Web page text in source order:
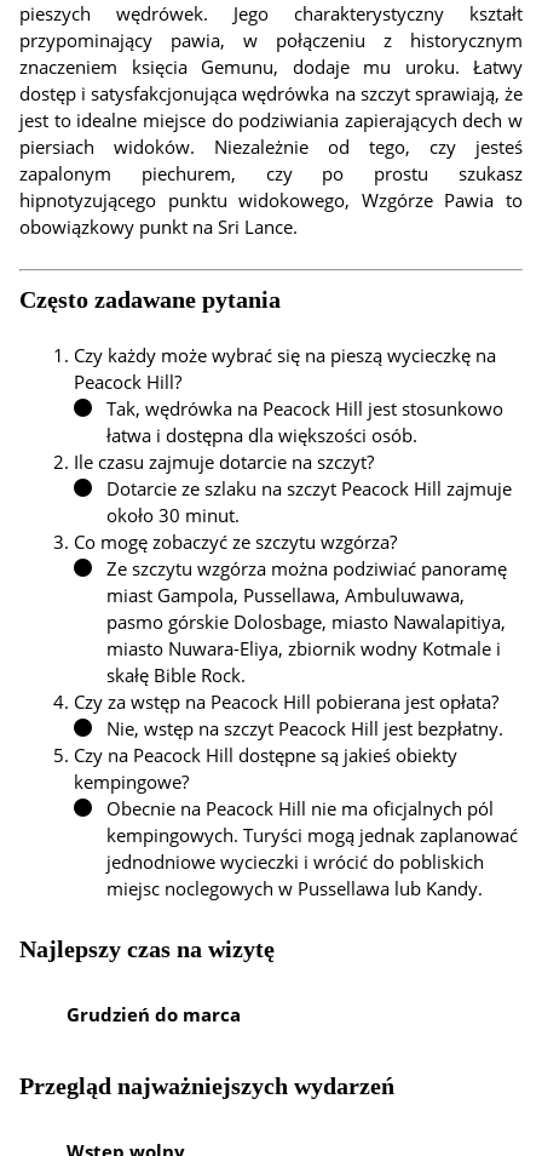
pieszych wędrówek. Jego charakterystyczny kształt
przypominający pawia, w połączeniu z historycznym
znaczeniem księcia Gemunu, dodaje mu uroku. Łatwy
dostęp i satysfakcjonująca wędrówka na szczyt sprawiają, że
jest to idealne miejsce do podziwiania zapierających dech w
piersiach widoków. Niezależnie od tego, czy jesteś
zapalonym piechurem, czy po prostu szukasz
hipnotyzującego punktu widokowego, Wzgórze Pawia to
obowiązkowy punkt na Sri Lance.
Często zadawane pytania
Czy każdy może wybrać się na pieszą wycieczkę na
Peacock Hill?
Tak, wędrówka na Peacock Hill jest stosunkowo
łatwa i dostępna dla większości osób.
Ile czasu zajmuje dotarcie na szczyt?
Dotarcie ze szlaku na szczyt Peacock Hill zajmuje
około 30 minut.
Co mogę zobaczyć ze szczytu wzgórza?
Ze szczytu wzgórza można podziwiać panoramę
miast Gampola, Pussellawa, Ambuluwawa,
pasmo górskie Dolosbage, miasto Nawalapitiya,
miasto Nuwara-Eliya, zbiornik wodny Kotmale i
skałę Bible Rock.
Czy za wstęp na Peacock Hill pobierana jest opłata?
Nie, wstęp na szczyt Peacock Hill jest bezpłatny.
Czy na Peacock Hill dostępne są jakieś obiekty
kempingowe?
Obecnie na Peacock Hill nie ma oficjalnych pól
kempingowych. Turyści mogą jednak zaplanować
jednodniowe wycieczki i wrócić do pobliskich
miejsc noclegowych w Pussellawa lub Kandy.
Najlepszy czas na wizytę
Grudzień do marca
Przegląd najważniejszych wydarzeń
Wstęp wolny